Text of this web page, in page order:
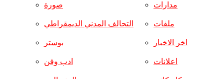
صورة
التحالف المدني الديمقراطي
بوستر
ادب وفن
مدارات
ملفات
اخر الاخبار
اعلانات